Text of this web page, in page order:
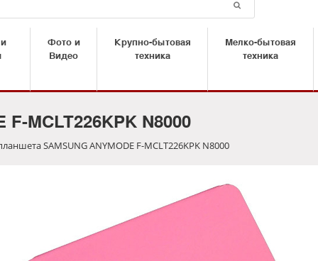
Фото и
Видео
Крупно-бытовая
техника
Мелко-бытовая
техника
MCLT226KPK N8000
SAMSUNG ANYMODE F-MCLT226KPK N8000